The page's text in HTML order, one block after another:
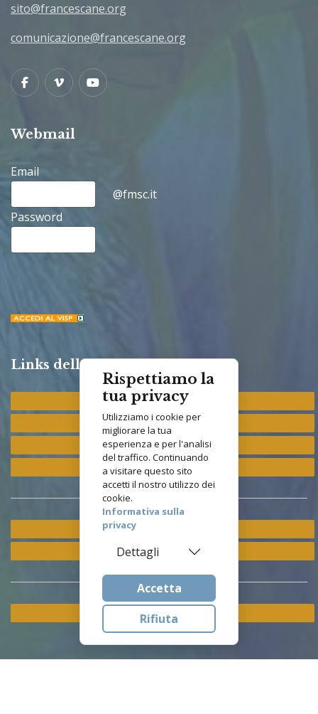
Rispettiamo la
tua privacy
Utilizziamo i cookie per
migliorare la tua
esperienza e per l'analisi
del traffico. Continuando
a visitare questo sito
accetti il nostro utilizzo dei
cookie.
Informativa sulla
privacy
Dettagli
Accetta
Rifiuta
sito@francescane.org
comunicazione@francescane.org
FacebookVimeoYoutube
Webmail
Email
@fmsc.it
Password
Links della Congregazione
Provincia "St. Francis"
Provincia "M. Immacolata"
Provincia "S. Antonio"
Provincia "S. Elisabetta"
Ramo ETS
Istituto Asisium
Cookie & Privacy Policy